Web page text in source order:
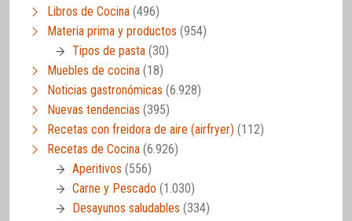
Libros de Cocina (496)
Materia prima y productos (954)
Tipos de pasta (30)
Muebles de cocina (18)
Noticias gastronómicas (6.928)
Nuevas tendencias (395)
Recetas con freidora de aire (airfryer) (112)
Recetas de Cocina (6.926)
Aperitivos (556)
Carne y Pescado (1.030)
Desayunos saludables (334)